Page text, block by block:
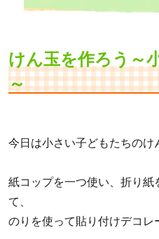
けん玉を作ろう～
～
今日は小さい子どもたちのけ
紙コップを一つ使い、折り紙
て、
のりを使って貼り付けデコレ